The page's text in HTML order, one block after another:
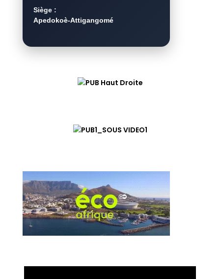
Siège :
Apedokoè-Attigangomé